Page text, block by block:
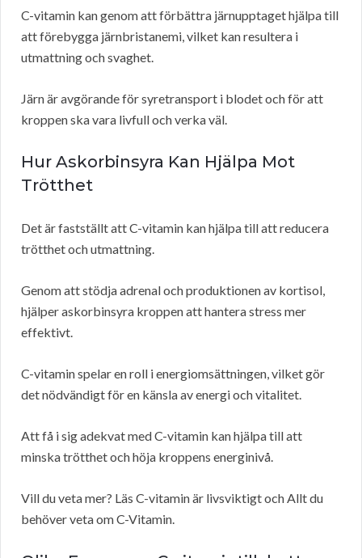
C-vitamin kan genom att förbättra järnupptaget hjälpa till
att förebygga järnbristanemi, vilket kan resultera i
utmattning och svaghet.
Järn är avgörande för syretransport i blodet och för att
kroppen ska vara livfull och verka väl.
Hur Askorbinsyra Kan Hjälpa Mot
Trötthet
Det är fastställt att C-vitamin kan hjälpa till att reducera
trötthet och utmattning.
Genom att stödja adrenal och produktionen av kortisol,
hjälper askorbinsyra kroppen att hantera stress mer
effektivt.
C-vitamin spelar en roll i energiomsättningen, vilket gör
det nödvändigt för en känsla av energi och vitalitet.
Att få i sig adekvat med C-vitamin kan hjälpa till att
minska trötthet och höja kroppens energinivå.
Vill du veta mer? Läs C-vitamin är livsviktigt och Allt du
behöver veta om C-Vitamin.